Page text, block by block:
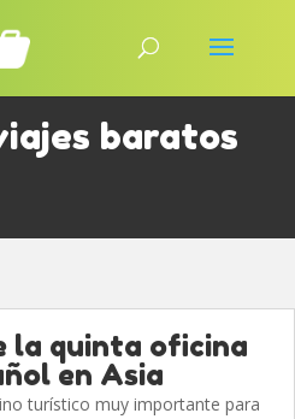
baratos
la quinta oficina
en Asia
turístico muy importante para